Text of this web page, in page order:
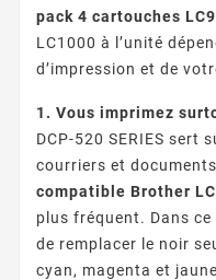
pack 4 cartouches
LC1000 à l’unité
d’impression et de
1. Vous imprimez
DCP-520 SERIES
courriers et
compatible Brother
plus fréquent. Dans
de remplacer le noir
cyan, magenta et